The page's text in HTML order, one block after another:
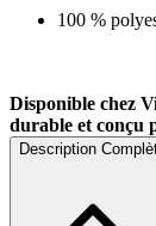
100 %
Disponible chez
durable et conçu
Description